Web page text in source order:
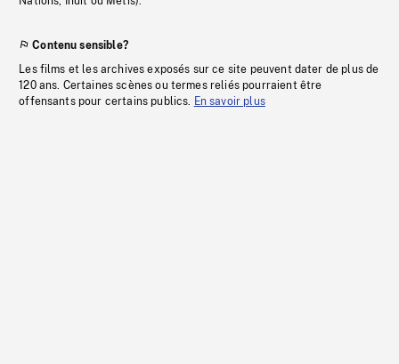
Contenu sensible?
Les films et les archives exposés sur ce site peuvent dater de plus de
120 ans. Certaines scènes ou termes reliés pourraient être
offensants pour certains publics. En savoir plus